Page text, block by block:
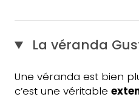
La véranda
Une véranda est bien
c’est une véritable